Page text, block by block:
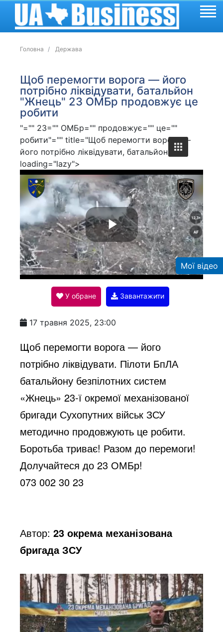
Головна Держава
Щоб перемогти ворога — його
потрібно ліквідувати, батальйон
"Жнець" 23 ОМБр продовжує це
робити
"="" 23="" ОМБр="" продовжує="" це=""
робити"="" title="Щоб перемогти ворога —
його потрібно ліквідувати, батальйон "
loading="lazy">
P
l
a
y
V
i
d
У обране Завантажити
17 травня 2025, 23:00
Щоб перемогти ворога — його
потрібноліквідувати. Пілоти БпЛА
батальйону безпілотних систем
«Жнець» 23-ї окремої механізованої
бригади Сухопутних військ ЗСУ
методично продовжують це робити.
Боротьба триває! Разом до перемоги!
Долучайтеся до 23 ОМБр!
073 002 30 23
Автор:23 окрема механізована
бригада ЗСУ
Мої відео